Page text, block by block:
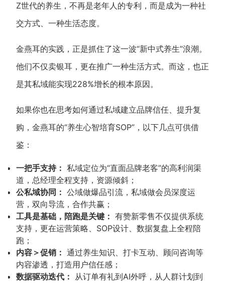
Z世代的养生，不再是老年人的专利，而是成为一种社
交方式、一种生活态度。
金燕耳的实践，正是抓住了这一波“新中式养生”浪潮。
他们不仅卖银耳，更在推广一种生活方式。而这，也正
是其私域能实现228%增长的根本原因。
如果你也在思考如何通过私域建立品牌信任、提升复
购，金燕耳的“养生心智培育SOP”，以下几点可供借
鉴：
一把手支持： 私域定位为“直面品牌老客”的高利润渠
道，总经理全程支持，资源倾斜；
公私域协同： 公域做爆品引流，私域做会员深度运
营，双向导流，合作共赢；
工具是基础，陪跑是关键： 有赞新零售不仅提供系统
支持，更在运营策略、SOP设计、数据复盘上全程陪
跑；
内容＞促销： 通过养生知识、打卡互动、顾问咨询等
内容渗透，打造用户信任感；
数据驱动迭代： 从订单有礼到AI外呼，从人群计划到